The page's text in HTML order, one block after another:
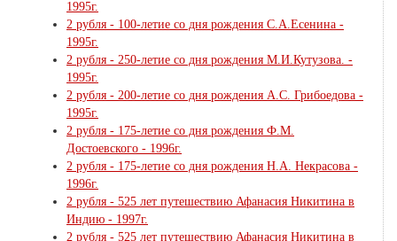
1995г.
2 рубля - 100-летие со дня рождения С.А.Есенина -
1995г.
2 рубля - 250-летие со дня рождения М.И.Кутузова. -
1995г.
2 рубля - 200-летие со дня рождения А.С. Грибоедова -
1995г.
2 рубля - 175-летие со дня рождения Ф.М.
Достоевского - 1996г.
2 рубля - 175-летие со дня рождения Н.А. Некрасова -
1996г.
2 рубля - 525 лет путешествию Афанасия Никитина в
Индию - 1997г.
2 рубля - 525 лет путешествию Афанасия Никитина в